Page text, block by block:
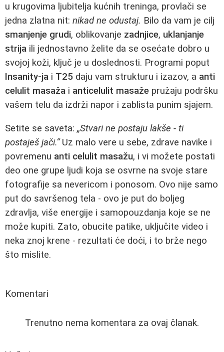
u krugovima ljubitelja kućnih treninga, provlači se
jedna zlatna nit: nikad ne odustaj. Bilo da vam je cilj
smanjenje grudi, oblikovanje zadnjice, uklanjanje
strija ili jednostavno želite da se osećate dobro u
svojoj koži, ključ je u doslednosti. Programi poput
Insanity-ja i T25 daju vam strukturu i izazov, a anti
celulit masaža i anticelulit masaže pružaju podršku
vašem telu da izdrži napor i zablista punim sjajem.
Setite se saveta: „Stvari ne postaju lakše - ti
postaješ jači.“Uz malo vere u sebe, zdrave navike i
povremenu anti celulit masažu, i vi možete postati
deo one grupe ljudi koja se osvrne na svoje stare
fotografije sa nevericom i ponosom. Ovo nije samo
put do savršenog tela - ovo je put do boljeg
zdravlja, više energije i samopouzdanja koje se ne
može kupiti. Zato, obucite patike, uključite video i
neka znoj krene - rezultati će doći, i to brže nego
što mislite.
Komentari
Trenutno nema komentara za ovaj članak.